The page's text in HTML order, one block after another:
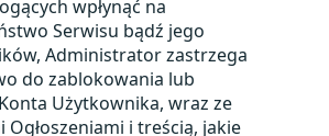
wpłynąć na
Serwisu bądź jego
Administrator zastrzega
do zablokowania lub
Użytkownika, wraz ze
Ogłoszeniami i treścią, jakie